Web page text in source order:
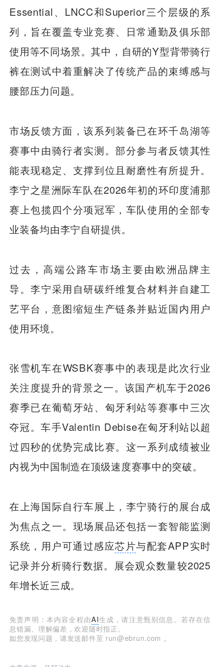
Essential、LNCC和Superior三个层级的系
列，旨在覆盖专业竞赛、日常通勤及俱乐部
使用等不同场景。其中，自研的Y型背带骑行
裤在测试中着重解决了传统产品的束缚感与
腰部压力问题。
市场反馈方面，该系列装备已在环千岛湖等
赛事中由骑行者实测。部分参与者反馈其性
能表现稳定、支撑到位且耐磨性有所提升。
李宁之星洲际车队在2026年初的环印度浦那
赛上包揽四个分项冠军，车队使用的全部专
业装备均由李宁自研提供。
过去，高端公路车市场主要由欧洲品牌主
导。李宁采用自研碳纤维复合材料并自建工
艺平台，意图缩短生产链条并贴近国内用户
使用环境。
张雪机车在WSBK赛事中的表现是此次行业
关注度提升的背景之一。该国产机车于2026
赛季已在葡萄牙站、匈牙利站等赛事中三次
夺冠。车手Valentin Debise在匈牙利站以超
过四秒的优势完成比赛。这一系列成绩被业
内视为中国制造在顶级速度赛事中的突破。
在上海国际自行车展上，李宁骑行的展台成
为焦点之一。现场展品还包括一套智能监测
系统，用户可通过感应芯片与配套APP实时
记录并分析骑行数据。展会观众数量较2025
年增长近三成。
免责声明：本内容全程由AI生成，请注意甄别信息。若存在信
息错漏、理解偏差，欢迎随时指正。
如您发现问题，请发送邮件至 run@ebrun.com 。